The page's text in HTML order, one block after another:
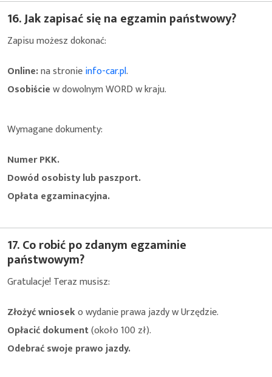
16. Jak zapisać się na egzamin państwowy?
Zapisu możesz dokonać:
Online:na stronieinfo-car.pl.
Osobiściew dowolnym WORD w kraju.
Wymagane dokumenty:
Numer PKK.
Dowód osobisty lub paszport.
Opłata egzaminacyjna.
17. Co robić po zdanym egzaminie
państwowym?
Gratulacje! Teraz musisz:
Złożyć wnioseko wydanie prawa jazdy w Urzędzie.
Opłacić dokument(około 100 zł).
Odebrać swoje prawo jazdy.